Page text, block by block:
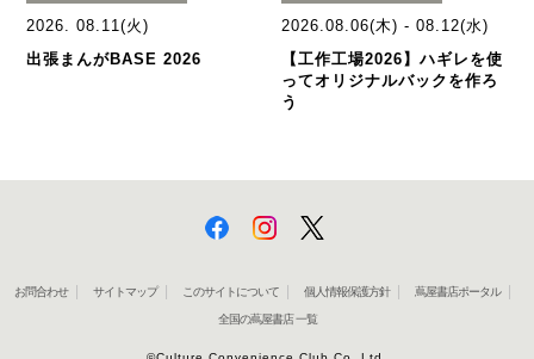
2026. 08.11(火)
出張まんがBASE 2026
2026.08.06(木) - 08.12(水)
【工作工場2026】ハギレを使
ってオリジナルバックを作ろ
う
お問合わせ サイトマップ このサイトについて 個人情報保護方針 蔦屋書店ポータル
全国の蔦屋書店 一覧